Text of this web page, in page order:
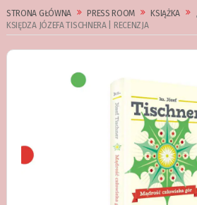
STRONA GŁÓWNA PRESS ROOM KSIĄŻKA
KSIĘDZA JÓZEFA TISCHNERA | RECENZJA